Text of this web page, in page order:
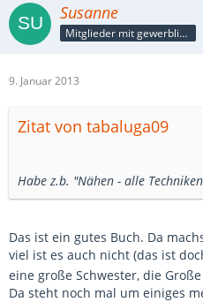
Susanne
Mitglieder mit gewerblicher Verbindung, auch als Mitarbeiter/in
9. Januar 2013
Zitat von tabaluga09
Habe z.b. "Nähen - alle
Das ist ein gutes Buch. Da
viel ist es auch nicht (das ist
eine große Schwester, die
Da steht noch mal um einiges